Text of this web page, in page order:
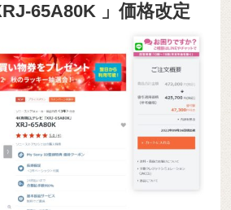
65A80K 」価格改定